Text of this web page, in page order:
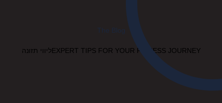
The Blog
EXPERT TIPS FOR YOUR FITNESS JOURNEYליווי תזונה